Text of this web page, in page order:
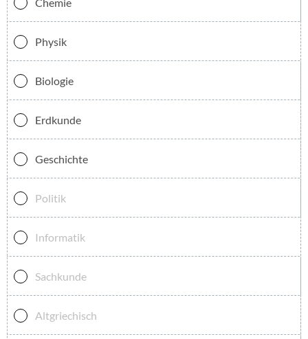
Physik
Biologie
Erdkunde
Geschichte
Politik
Informatik
Sachkunde
Altgriechisch